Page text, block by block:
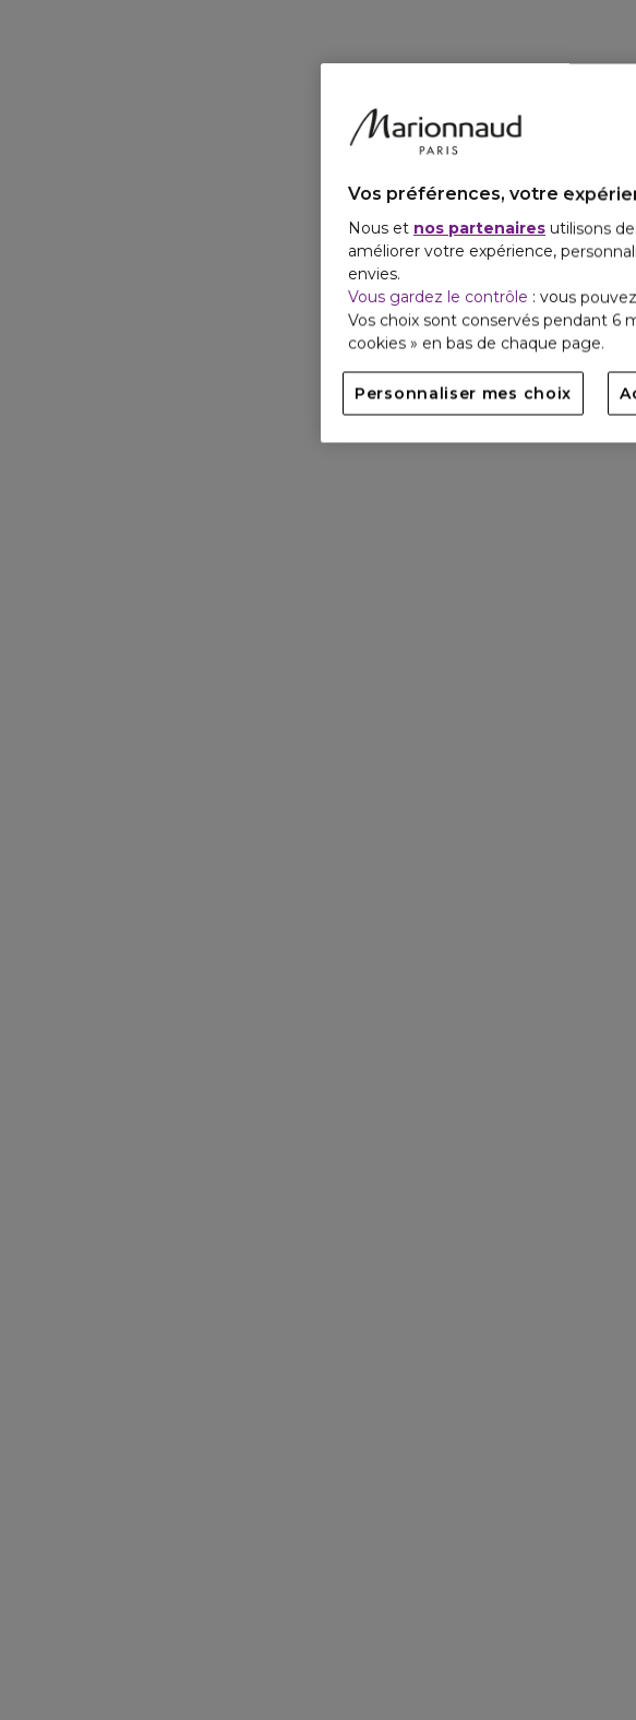
Vos préférences, votre
Nous et nos partenaires utilisons
améliorer votre expérience,
envies.
Vous gardez le contrôle : vous
Vos choix sont conservés pendant 6
cookies » en bas de chaque page.
Personnaliser mes choix